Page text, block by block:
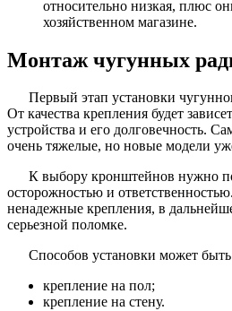
относительно низкая, плюс
хозяйственном магазине.
Монтаж чугунных
Первый этап установки
От качества крепления будет
устройства и его долговечность.
очень тяжелые, но новые модели
К выбору кронштейнов нужно
осторожностью и
ненадежные крепления, в
серьезной поломке.
Способов установки может быть
крепление на пол;
крепление на стену.